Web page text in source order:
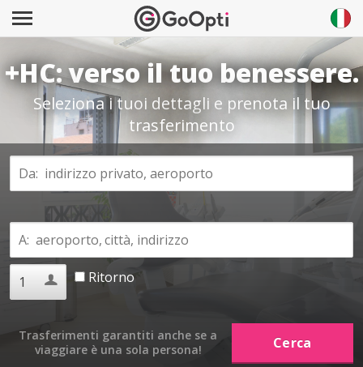
+HC: verso il tuo benessere.
Seleziona i tuoi dettagli e prenota il tuo
trasferimento
Ritorno
Trasferimenti garantiti anche se a
viaggiare è una sola persona!